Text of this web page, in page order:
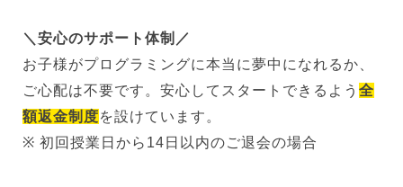
＼ 安心のサポート体制 ／
お子様がプログラミングに本当に夢中になれるか、
ご心配は不要です。安心してスタートできるよう 全
額返金制度を設けています。
※ 初回授業日から14日以内のご退会の場合